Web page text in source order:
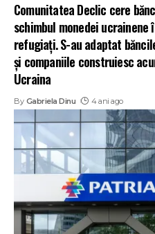
Comunitatea Declic cere
schimbul monedei
refugiați. S-au adaptat
și companiile construiesc
Ucraina
By Gabriela Dinu 4 ani ago